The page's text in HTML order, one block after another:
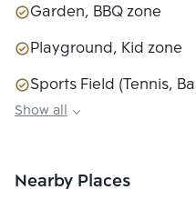
Garden, BBQ zone
Playground, Kid zone
Sports Field (Tennis,
Meeting room
Show all
Nearby Places